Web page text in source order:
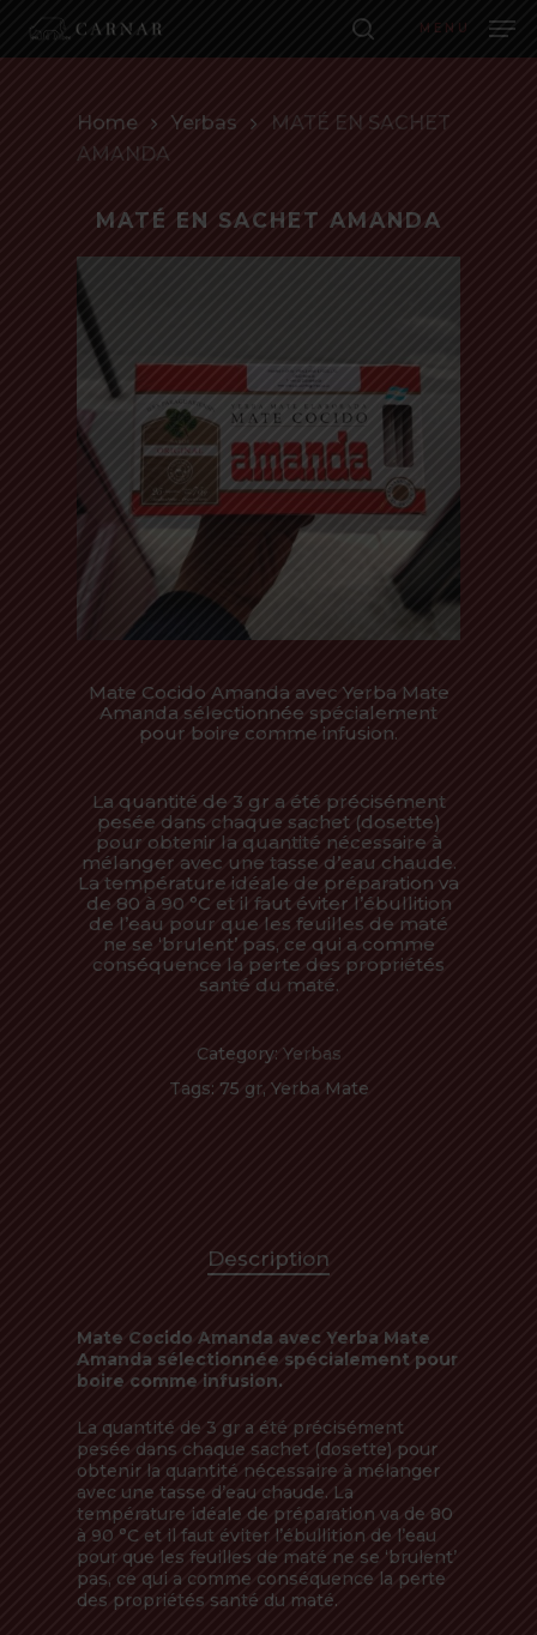
search
MENU
MON PANIER MON
Home Yerbas
MATÉ EN SACHET
AMANDA
MATÉ EN SACHET AMANDA
Mate Cocido Amanda avec Yerba Mate
Amanda sélectionnée spécialement
pour boire comme infusion.
La quantité de 3 gr a été précisément
pesée dans chaque sachet (dosette)
pour obtenir la quantité nécessaire à
mélanger avec une tasse d’eau chaude.
La température idéale de préparation va
de 80 à 90 °C et il faut éviter l’ébullition
de l’eau pour que les feuilles de maté
ne se ‘brulent’ pas, ce qui a comme
conséquence la perte des propriétés
santé du maté.
Category: Yerbas
Tags: 75 gr, Yerba Mate
Description
Mate Cocido Amanda avec Yerba Mate
Amanda sélectionnée spécialement pour
boire comme infusion.
La quantité de 3 gr a été précisément
pesée dans chaque sachet (dosette) pour
obtenir la quantité nécessaire à mélanger
avec une tasse d’eau chaude. La
température idéale de préparation va de 80
à 90 °C et il faut éviter l’ébullition de l’eau
pour que les feuilles de maté ne se ‘brulent’
pas, ce qui a comme conséquence la perte
des propriétés santé du maté.